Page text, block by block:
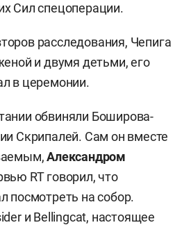
Сил спецоперации.
расследования, Чепига
и двумя детьми, его
в церемонии.
обвиняли Боширова-
Скрипалей. Сам он вместе
Александром
RT говорил, что
посмотреть на собор.
и Bellingcat, настоящее